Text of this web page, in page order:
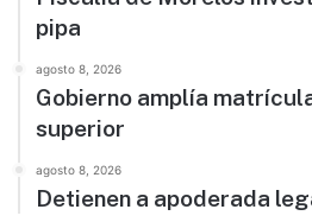
pipa
agosto 8, 2026
Gobierno amplía
superior
agosto 8, 2026
Detienen a apoderada